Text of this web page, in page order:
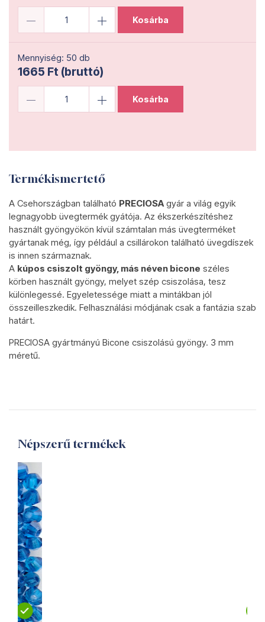
Kosárba
Mennyiség: 50 db
1665 Ft (bruttó)
Kosárba
Termékismertető
A Csehországban található PRECIOSAgyár a világ egyik
legnagyobb üvegtermék gyátója. Az ékszerkészítéshez
használt gyöngyökön kívül számtalan más üvegterméket
gyártanak még, így például a csillárokon található üvegdíszek
is innen származnak.
A kúpos csiszolt gyöngy, más néven bicone széles
körben használt gyöngy, melyet szép csiszolása, tesz
különlegessé. Egyeletessége miatt a mintákban jól
összeilleszkedik. Felhasználási módjának csak a fantázia szab
határt.
PRECIOSA gyártmányú Bicone csiszolású gyöngy. 3 mm
méretű.
Népszerű termékek